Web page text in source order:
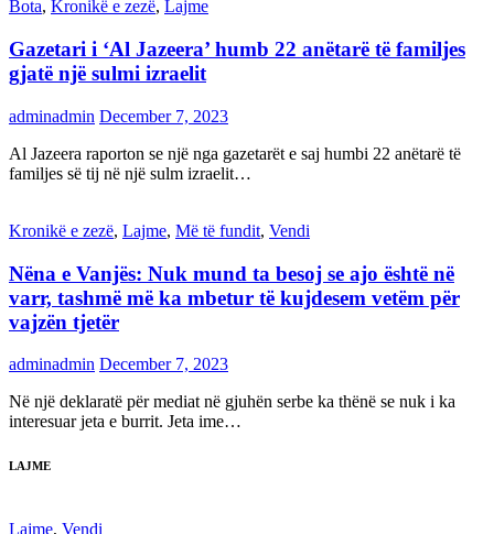
Bota, Kronikë e zezë, Lajme
Gazetari i ‘Al Jazeera’ humb 22 anëtarë të familjes
gjatë një sulmi izraelit
adminadmin December 7, 2023
Al Jazeera raporton se një nga gazetarët e saj humbi 22 anëtarë të
familjes së tij në një sulm izraelit…
Kronikë e zezë, Lajme, Më të fundit, Vendi
Nëna e Vanjës: Nuk mund ta besoj se ajo është në
varr, tashmë më ka mbetur të kujdesem vetëm për
vajzën tjetër
adminadmin December 7, 2023
Në një deklaratë për mediat në gjuhën serbe ka thënë se nuk i ka
interesuar jeta e burrit. Jeta ime…
LAJME
Lajme, Vendi